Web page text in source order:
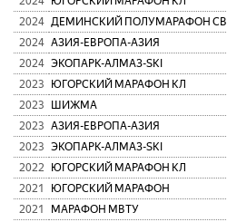
2024 ДЕМИНСКИЙ ПОЛУМАРАФОН СВ
2024 АЗИЯ-ЕВРОПА-АЗИЯ
2024 ЭКОПАРК-АЛМАЗ-SKI
2023
ЮГОРСКИЙ МАРАФОН КЛ
2023
ШИЖМА
2023 АЗИЯ-ЕВРОПА-АЗИЯ
2023 ЭКОПАРК-АЛМАЗ-SKI
2022
ЮГОРСКИЙ МАРАФОН КЛ
2021
ЮГОРСКИЙ МАРАФОН
2021
МАРАФОН МВТУ